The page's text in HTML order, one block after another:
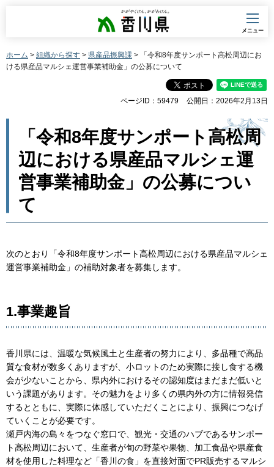
香川県
メニュー
ホーム > 組織から探す > 県産品振興課 > 「令和8年度サンポート高松周辺にお
ける県産品マルシェ運営事業補助金」の公募について
ページID：59479 公開日：2026年2月13日
「令和8年度サンポート高松周
辺における県産品マルシェ運
営事業補助金」の公募につい
て
次のとおり「令和8年度サンポート高松周辺における県産品マルシェ
運営事業補助金」の補助対象者を募集します。
1.事業趣旨
香川県には、温暖な気候風土と生産者の努力により、多品種で高品
質な食材が数多くありますが、小ロットのため実際に接し食する機
会が少ないことから、県内外におけるその認知度はまだまだ低いと
いう課題があります。その魅力をより多くの県内外の方に情報発信
するとともに、実際に体感していただくことにより、振興につなげ
ていくことが必要です。
瀬戸内海の島々をつなぐ窓口で、観光・交通のハブであるサンポー
ト高松周辺において、生産者が旬の野菜や果物、加工食品や県産食
材を使用した料理など「香川の食」を直接対面でPR販売するマルシ